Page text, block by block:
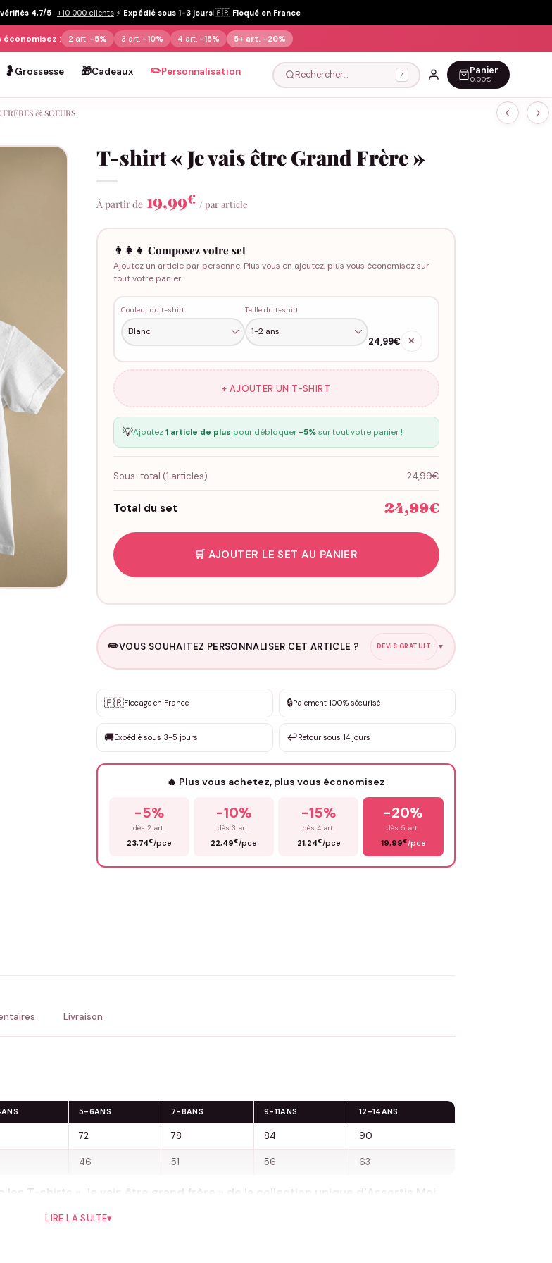
4,7/5 · +10 000 clients|⚡ Expédié sous 1-3 jours|🇫🇷 Floqué en France
économisez : 2 art. -5% 3 art. -10% 4 art. -15% 5+ art. -20%
🤰 Grossesse 🎁Cadeaux ✏️Personnalisation Rechercher… / Panier
0,00€
FRÈRES & SOEURS
T-shirt « Je vais être Grand Frère »
À partir de 19,99€ / par article
👨‍👩‍👧 Composez votre set
Ajoutez un article par personne. Plus vous en ajoutez, plus vous économisez sur
tout votre panier.
Couleur du t-shirt Taille du t-shirt
24,99€ ✕
+ AJOUTER UN T-SHIRT
💡Ajoutez 1 article de plus pour débloquer -5%sur tout votre panier !
Sous-total (1 articles) 24,99€
Total du set 24,99€
🛒 AJOUTER LE SET AU PANIER
✏️VOUS SOUHAITEZ PERSONNALISER CET ARTICLE ? DEVIS GRATUIT ▼
✨ Personnalisation sur mesure
DEVIS GRATUIT · Personnalisation de 3 à 10€ selon la demande
Que souhaitez-vous ?
🇫🇷Flocage en France 🔒Paiement 100% sécurisé
🚚Expédié sous 3-5 jours ↩️Retour sous 14 jours
🔥 Plus vous achetez, plus vous économisez
-5%
dès 2 art.
23,74€/pce
-10%
dès 3 art.
22,49€/pce
-15%
dès 4 art.
21,24€/pce
-20%
dès 5 art.
19,99€/pce
Livraison
5-6ANS 7-8ANS 9-11ANS 12-14ANS
72 78 84 90
46 51 56 63
T-shirts « Je vais être grand frère » de la collection unique d’Assortis Moi,
bébé dans la famille de la manière la plus charmante qui soit.
LIRE LA SUITE▾